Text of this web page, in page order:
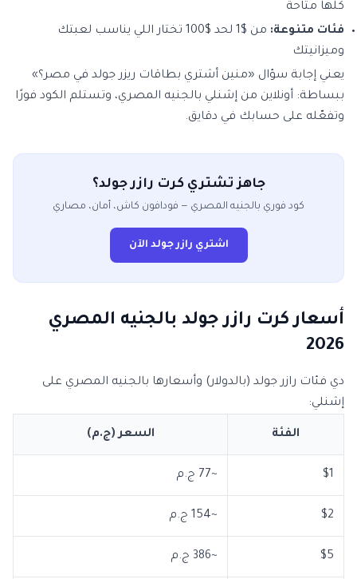
كلها متاحة
فئات متنوعة:
من $1 لحد $100 تختار اللي يناسب لعبتك
وميزانيتك
يعني إجابة سؤال «منين أشتري بطاقات ريزر جولد في مصر؟»
ببساطة: أونلاين من إشنلي بالجنيه المصري، وتستلم الكود فورًا
وتفعّله على حسابك في دقايق.
جاهز تشتري كرت رازر جولد؟
كود فوري بالجنيه المصري — فودافون كاش، أمان، مصاري
اشتري رازر جولد الآن
أسعار كرت رازر جولد بالجنيه المصري
2026
دي فئات رازر جولد (بالدولار) وأسعارها بالجنيه المصري على
إشنلي:
الفئة السعر (ج.م)
$1 ~77 ج.م
$2 ~154 ج.م
$5 ~386 ج.م